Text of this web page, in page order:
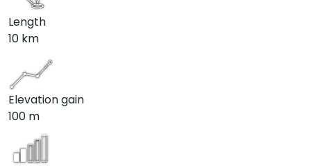
Length
10 km
Elevation gain
100 m